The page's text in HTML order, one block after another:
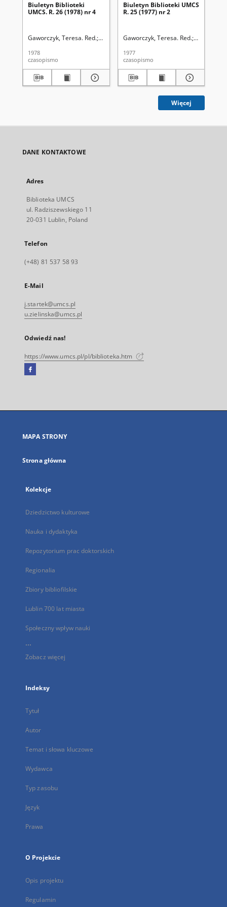
Biuletyn Biblioteki
UMCS. R. 26 (1978) nr 4
Gaworczyk, Teresa. Red. Kowalski Zdzisław. Red. Adrianek,
1978
czasopismo
Biuletyn Biblioteki UMCS
R. 25 (1977) nr 2
Gaworczyk, Teresa. Red. Kowalski
1977
czasopismo
Więcej
DANE KONTAKTOWE
Adres
Biblioteka UMCS
ul. Radziszewskiego 11
20-031 Lublin, Poland
Telefon
(+48) 81 537 58 93
E-Mail
j.startek@umcs.pl
u.zielinska@umcs.pl
Odwiedź nas!
https://www.umcs.pl/pl/biblioteka.htm
Facebook
się
karcie
MAPA STRONY
Strona główna
Kolekcje
Dziedzictwo kulturowe
Nauka i dydaktyka
Repozytorium prac doktorskich
Regionalia
Zbiory bibliofilskie
Lublin 700 lat miasta
Społeczny wpływ nauki
...
Zobacz więcej
Indeksy
Tytuł
Autor
Temat i słowa kluczowe
Wydawca
Typ zasobu
Język
Prawa
O Projekcie
Opis projektu
Regulamin